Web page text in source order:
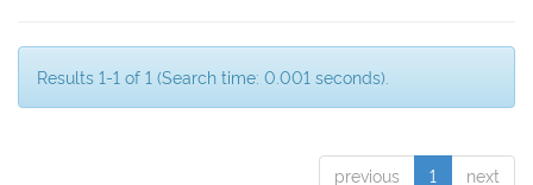
Results 1-1 of 1 (Search time: 0.001 seconds).
previous 1 next